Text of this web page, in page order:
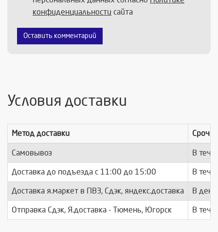
конфиденциальности сайта
Оставить комментарий
Условия доставки
Метод доставки
Самовывоз В
Доставка до подъезда c 11:00 до 15:00 В
Доставка я.маркет в ПВЗ, Сдэк, яндекс.доставка В день
Отправка Сдэк, Я.доставка - Тюмень, Югорск В